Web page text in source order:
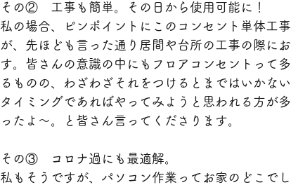
その②　工事も簡単。その日から使用可能に！
私の場合、ピンポイントにこのコンセント単体工
が、先ほども言った通り居間や台所の工事の際に
す。皆さんの意識の中にもフロアコンセントって
るものの、わざわざそれをつけるとまではいかな
タイミングであればやってみようと思われる方が
ったよ～。と皆さん言ってくださります。
その③　コロナ過にも最適解。
私もそうですが、パソコン作業ってお家のどこで